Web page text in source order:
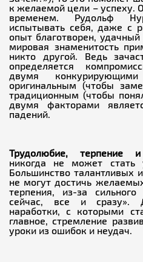
к желаемой цели – успеху.
временем. Рудольф
испытывать себя, даже с
опыт благотворен,
мировая знаменитость
никто другой. Ведь
определяется
двумя
оригинальным (чтобы
традиционным (чтобы
двумя факторами
падений.
Трудолюбие, терпение и
никогда не может стать
Большинство талантливых
не могут достичь
терпения, из-за
сейчас, все и сразу».
наработки, с которыми
главное, стремление
уроки из ошибок и неудач.